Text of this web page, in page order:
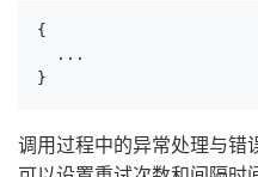
{
  ...
}
调用过程中的异常处理与错